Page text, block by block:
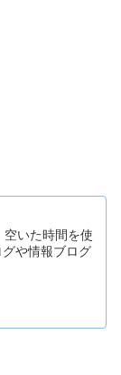
いた時間を使
や情報ブログ